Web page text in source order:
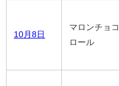
10月8日
マロンチョコ
ロール